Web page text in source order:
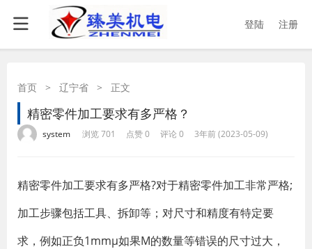
登陆 注册
首页 > 辽宁省 > 正文
精密零件加工要求有多严格？
system 浏览 701 点赞 0 评论 0 3年前 (2023-05-09)
精密零件加工要求有多严格?对于精密零件加工非常严格;
加工步骤包括工具、拆卸等；对尺寸和精度有特定要
求，例如正负1mmμ如果M的数量等错误的尺寸过大，